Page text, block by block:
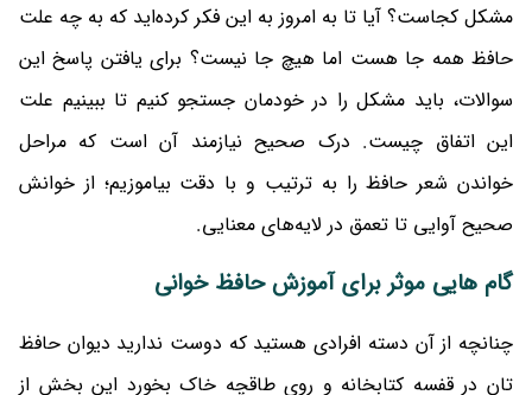
مشکل کجاست؟ آیا تا به امروز به این فکر کرده‌اید که به چه علت
حافظ همه جا هست اما هیچ جا نیست؟ برای یافتن پاسخ این
سوالات، باید مشکل را در خودمان جستجو کنیم تا ببینیم علت
این اتفاق چیست. درک صحیح نیازمند آن است که مراحل
خواندن شعر حافظ را به ترتیب و با دقت بیاموزیم؛ از خوانش
صحیح آوایی تا تعمق در لایه‌های معنایی.
گام هایی موثر برای آموزش حافظ خوانی
چنانچه از آن دسته افرادی هستید که دوست ندارید دیوان حافظ
تان در قفسه کتابخانه و روی طاقچه خاک بخورد این بخش از